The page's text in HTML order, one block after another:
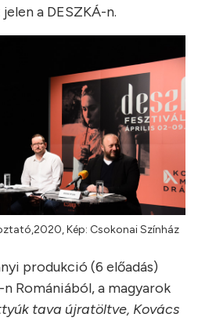
a DESZKÁ-n.
Kép: Csokonai Színház
produkció (6 előadás)
Romániából, a magyarok
tava újratöltve, Kovács